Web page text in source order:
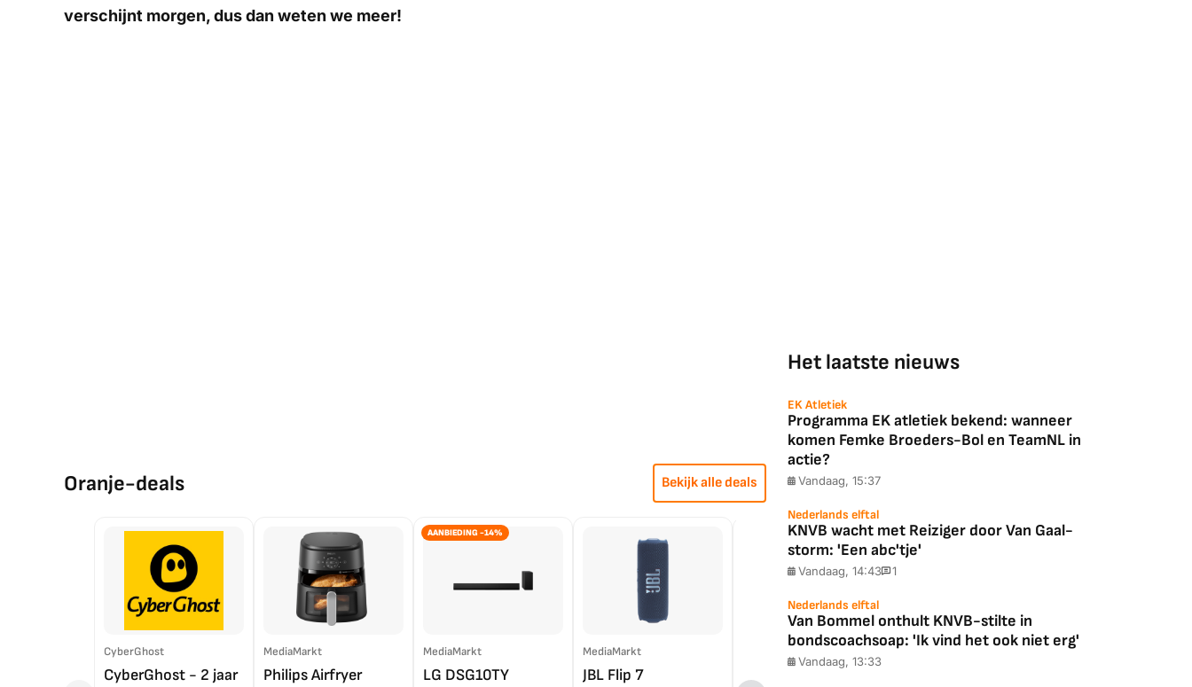
verschijnt morgen, dus dan weten we meer!
Oranje-deals Bekijk alle deals
CyberGhost
CyberGhost - 2 jaar
MediaMarkt
Philips Airfryer
AANBIEDING -14%
MediaMarkt
LG DSG10TY
MediaMarkt
JBL Flip 7
LG OLED55C56LB
MediaMarkt
Het laatste nieuws
EK Atletiek
Programma EK atletiek bekend: wanneer
komen Femke Broeders-Bol en TeamNL in
actie?
Vandaag, 15:37
Nederlands elftal
KNVB wacht met Reiziger door Van Gaal-
storm: 'Een abc'tje'
Vandaag, 14:43 1
Nederlands elftal
Van Bommel onthult KNVB-stilte in
bondscoachsoap: 'Ik vind het ook niet erg'
Vandaag, 13:33